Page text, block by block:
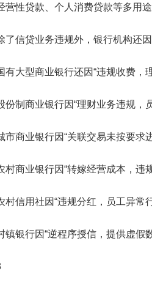
营性贷款、个人消费贷款等多用
贷业务违规外，银行机构还因
有大型商业银行还因“违规收费，
份制商业银行因“理财业务违规，
市商业银行因“关联交易未按要求
村商业银行因“转嫁经营成本，违
村信用社因“违规分红，员工异常
镇银行因“逆程序授信，提供虚假